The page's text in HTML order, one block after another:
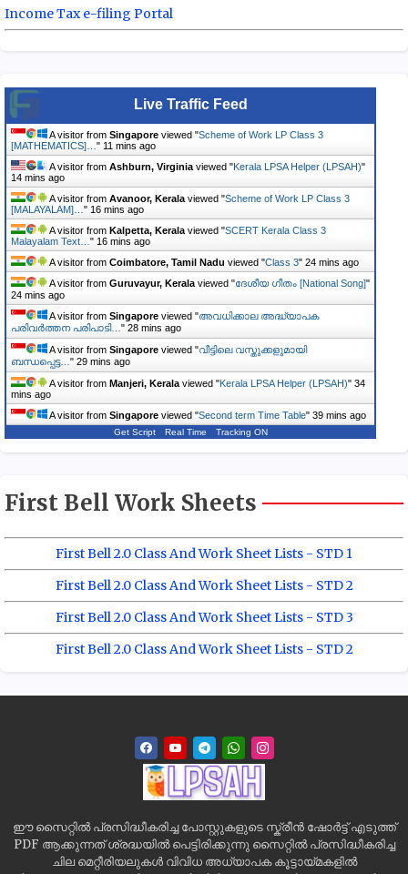
Income Tax e-filing Portal
Live Traffic Feed
A visitor from Singapore viewed "Scheme of Work LP Class 3
[MATHEMATICS]… " 11 mins ago
A visitor from Ashburn, Virginia viewed "Kerala LPSA Helper (LPSAH)"
14 mins ago
A visitor from Avanoor, Kerala viewed "Scheme of Work LP Class 3
[MALAYALAM]… " 16 mins ago
A visitor from Kalpetta, Kerala viewed "SCERT Kerala Class 3
Malayalam Text… " 16 mins ago
A visitor from Coimbatore, Tamil Nadu viewed "Class 3" 24 mins ago
A visitor from Guruvayur, Kerala viewed "ദേശീയ ഗീതം [National Song]"
24 mins ago
A visitor from Singapore viewed "അവധിക്കാല അദ്ധ്യാപക
പരിവര്‍ത്തന പരിപാടി… " 28 mins ago
A visitor from Singapore viewed "വീട്ടിലെ വസ്തുക്കളുമായി
ബന്ധപ്പെട്ട… " 29 mins ago
A visitor from Manjeri, Kerala viewed "Kerala LPSA Helper (LPSAH)" 34
mins ago
A visitor from Singapore viewed "Second term Time Table" 39 mins ago
Get Script Real Time Tracking ON
First Bell Work Sheets
First Bell 2.0 Class And Work Sheet Lists - STD 1
First Bell 2.0 Class And Work Sheet Lists - STD 2
First Bell 2.0 Class And Work Sheet Lists - STD 3
First Bell 2.0 Class And Work Sheet Lists - STD 2
ഈ സൈറ്റിൽ പ്രസിദ്ധീകരിച്ച പോസ്റ്റുകളുടെ സ്ക്രീൻ ഷോർട്ട് എടുത്ത്
PDF ആക്കുന്നത് ശ്രദ്ധയിൽ പെട്ടിരിക്കുന്നു സൈറ്റിൽ പ്രസിദ്ധീകരിച്ച
ചില മെറ്റീരിയലുകൾ വിവിധ അധ്യാപക കൂട്ടായ്മകളിൽ